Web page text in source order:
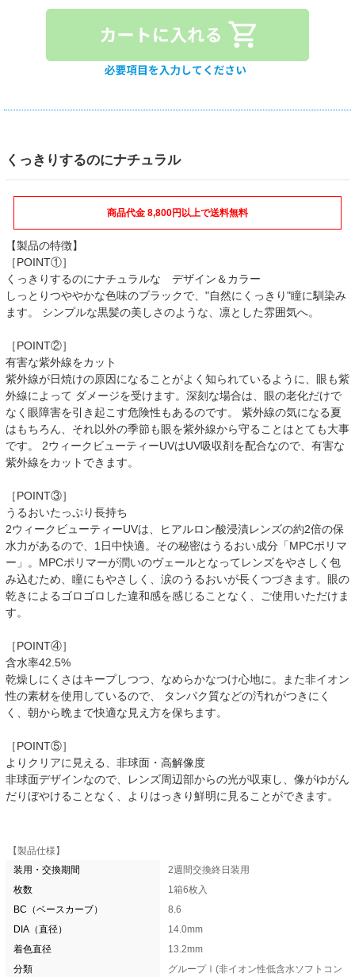
くっきりするのにナチュラル
商品代金 8,800円以上で送料無料
【製品の特徴】
［POINT①］
くっきりするのにナチュラルな デザイン＆カラー
しっとりつややかな色味のブラックで、"自然にくっきり"瞳に馴染み
ます。 シンプルな黒髪の美しさのような、凛とした雰囲気へ。
［POINT②］
有害な紫外線をカット
紫外線が日焼けの原因になることがよく知られているように、眼も紫
外線によって ダメージを受けます。深刻な場合は、眼の老化だけで
なく眼障害を引き起こす危険性もあるのです。 紫外線の気になる夏
はもちろん、それ以外の季節も眼を紫外線から守ることはとても大事
です。 2ウィークビューティーUVはUV吸収剤を配合なので、有害な
紫外線をカットできます。
［POINT③］
うるおいたっぷり長持ち
2ウィークビューティーUVは、ヒアルロン酸浸漬レンズの約2倍の保
水力があるので、1日中快適。その秘密はうるおい成分「MPCポリマ
ー」。MPCポリマーが潤いのヴェールとなってレンズをやさしく包
み込むため、瞳にもやさしく、涙のうるおいが長くつづきます。眼の
乾きによるゴロゴロした違和感を感じることなく、ご使用いただけま
す。
［POINT④］
含水率42.5%
乾燥しにくさはキープしつつ、なめらかなつけ心地に。また非イオン
性の素材を使用しているので、 タンパク質などの汚れがつきにく
く、朝から晩まで快適な見え方を保ちます。
［POINT⑤］
よりクリアに見える、非球面・高解像度
非球面デザインなので、レンズ周辺部からの光が収束し、像がゆがん
だりぼやけることなく、よりはっきり鮮明に見ることができます。
【製品仕様】
装用・交換期間
2週間交換終日装用
枚数
1箱6枚入
BC（ベースカーブ）
8.6
DIA（直径）
14.0mm
着色直径
13.2mm
分類
グループⅠ(非イオン性低含水ソフトコン